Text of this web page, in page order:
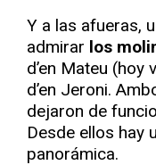
Y a las afueras,
admirar los
d’en Mateu (hoy
d’en Jeroni.
dejaron de
Desde ellos hay
panorámica.